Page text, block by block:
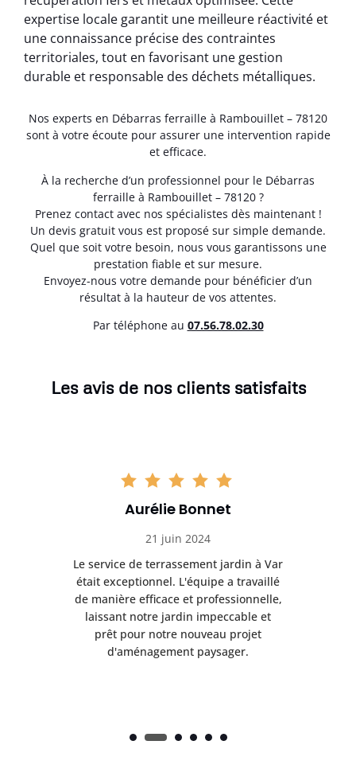
expertise locale garantit une meilleure réactivité et
une connaissance précise des contraintes
territoriales, tout en favorisant une gestion
durable et responsable des déchets métalliques.
Nos experts en Débarras ferraille à Rambouillet – 78120
sont à votre écoute pour assurer une intervention rapide
et efficace.
À la recherche d’un professionnel pour le Débarras
ferraille à Rambouillet – 78120 ?
Prenez contact avec nos spécialistes dès maintenant !
Un devis gratuit vous est proposé sur simple demande.
Quel que soit votre besoin, nous vous garantissons une
prestation fiable et sur mesure.
Envoyez-nous votre demande pour bénéficier d’un
résultat à la hauteur de vos attentes.
Par téléphone au 07.56.78.02.30
Les avis de nos clients satisfaits
Aurélie Bonnet
21 juin 2024
Le service de terrassement jardin à Var
était exceptionnel. L'équipe a travaillé
de manière efficace et professionnelle,
laissant notre jardin impeccable et
prêt pour notre nouveau projet
d'aménagement paysager.